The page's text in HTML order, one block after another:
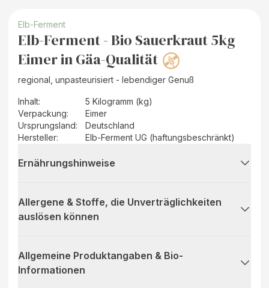
Elb-Ferment
Elb-Ferment - Bio Sauerkraut 5kg
Eimer in Gäa-Qualität
regional, unpasteurisiert - lebendiger Genuß
Inhalt:
5 Kilogramm (kg)
Verpackung:
Eimer
Ursprungsland:
Deutschland
Hersteller: Elb-Ferment UG (haftungsbeschränkt)
Ernährungshinweise
Allergene & Stoffe, die Unverträglichkeiten
auslösen können
Allgemeine Produktangaben & Bio-
Informationen